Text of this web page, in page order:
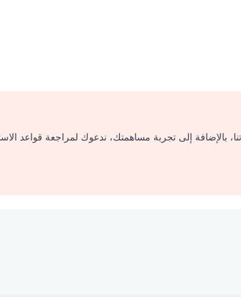
بالإضافة إلى تجربة مساهمتك، ندعوك لمراجعة قواعد